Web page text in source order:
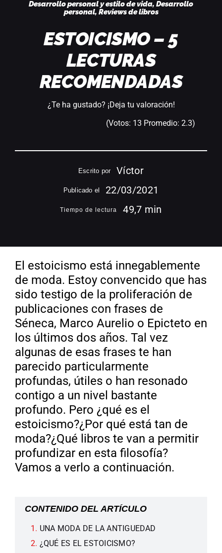
Desarrollo personal y estilo de vida, Desarrollo
personal, Reviews de libros
ESTOICISMO – 5
LECTURAS
RECOMENDADAS
¿Te ha gustado? ¡Deja tu valoración!
(Votos: 13 Promedio: 2.3)
Escrito por Víctor
Publicado el 22/03/2021
Tiempo de lectura 49,7 min
El estoicismo está innegablemente
de moda. Estoy convencido que has
sido testigo de la proliferación de
publicaciones con frases de
Séneca, Marco Aurelio o Epicteto en
los últimos dos años. Tal vez
algunas de esas frases te han
parecido particularmente
profundas, útiles o han resonado
contigo a un nivel bastante
profundo. Pero ¿qué es el
estoicismo?¿Por qué está tan de
moda?¿Qué libros te van a permitir
profundizar en esta filosofía?
Vamos a verlo a continuación.
CONTENIDO DEL ARTÍCULO
UNA MODA DE LA ANTIGUEDAD
¿QUÉ ES EL ESTOICISMO?